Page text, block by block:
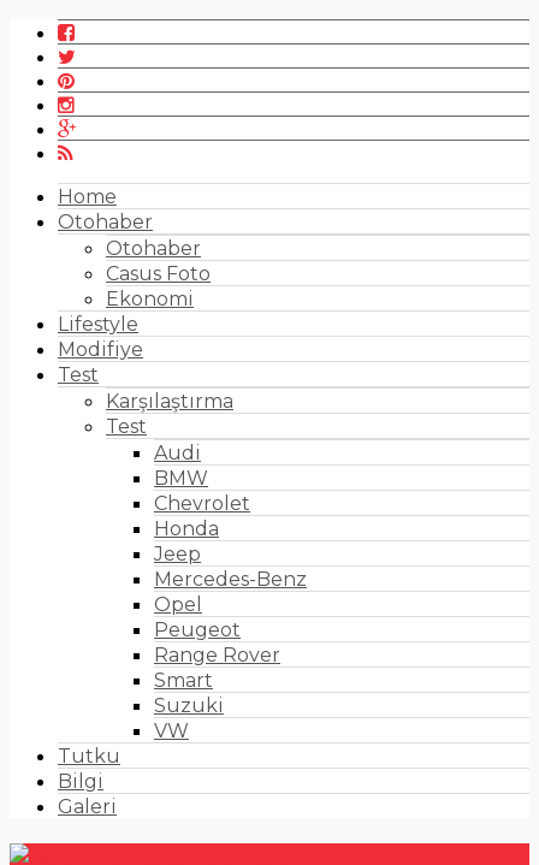
Home
Otohaber
Otohaber
Casus Foto
Ekonomi
Lifestyle
Modifiye
Test
Karşılaştırma
Test
Audi
BMW
Chevrolet
Honda
Jeep
Mercedes-Benz
Opel
Peugeot
Range Rover
Smart
Suzuki
VW
Tutku
Bilgi
Galeri